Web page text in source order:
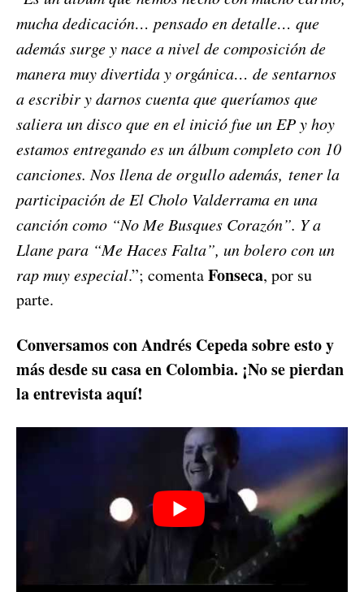
mucha dedicación… pensado en detalle… que
además surge y nace a nivel de composición de
manera muy divertida y orgánica… de sentarnos
a escribir y darnos cuenta que queríamos que
saliera un disco que en el inició fue un EP y hoy
estamos entregando es un álbum completo con 10
canciones. Nos llena de orgullo además, tener la
participación de El Cholo Valderrama en una
canción como “No Me Busques Corazón”. Y a
Llane para “Me Haces Falta”, un bolero con un
rap muy especial.”; comentaFonseca, por su
parte.
Conversamos con Andrés Cepeda sobre esto y
más desde su casa en Colombia. ¡No se pierdan
la entrevista aquí!